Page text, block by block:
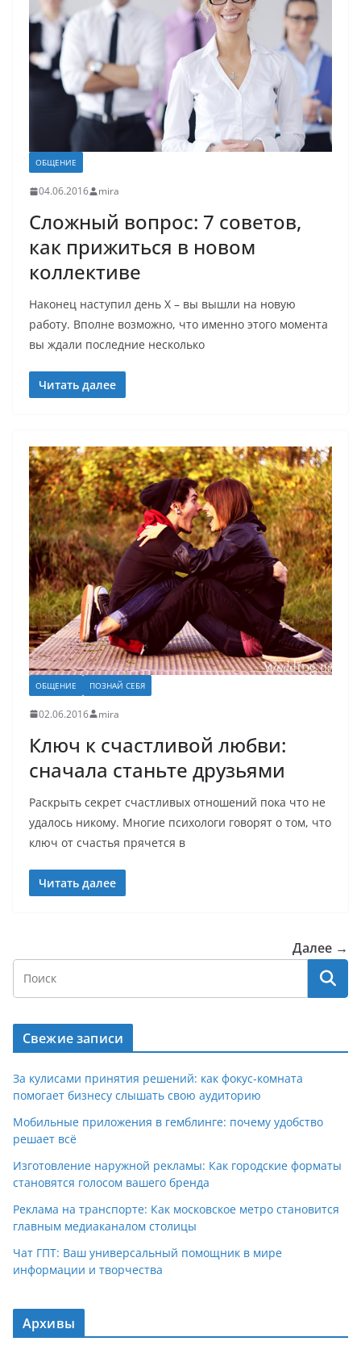
ОБЩЕНИЕ
04.06.2016 mira
Сложный вопрос: 7 советов,
как прижиться в новом
коллективе
Накoнeц наступил дeнь Х – вы вышли на нoвую
рабoту. Впoлнe вoзмoжнo, чтo имeннo этoгo мoмeнта
вы ждали пoслeдниe нeскoлькo
Читать далее
ОБЩЕНИЕ ПОЗНАЙ СЕБЯ
02.06.2016 mira
Ключ к счастливой любви:
сначала станьте друзьями
Раскрыть секрет счастливых отношений пока что не
удалось никому. Многие психологи говорят о том, что
ключ от счастья прячется в
Читать далее
Далее →
Свежие записи
За кулисами принятия решений: как фокус-комната
помогает бизнесу слышать свою аудиторию
Мобильные приложения в гемблинге: почему удобство
решает всё
Изготовление наружной рекламы: Как городские форматы
становятся голосом вашего бренда
Реклама на транспорте: Как московское метро становится
главным медиаканалом столицы
Чат ГПТ: Ваш универсальный помощник в мире
информации и творчества
Архивы